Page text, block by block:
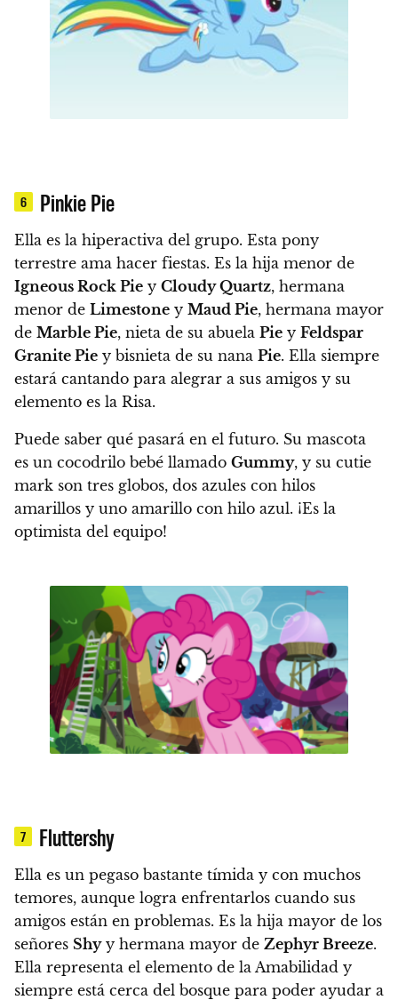
6 Pinkie Pie
Ella es la hiperactiva del grupo. Esta pony
terrestre ama hacer fiestas. Es la hija menor de
Igneous Rock Pie y Cloudy Quartz, hermana
menor de Limestone y Maud Pie, hermana mayor
de Marble Pie, nieta de su abuela Pie y Feldspar
Granite Pie y bisnieta de su nana Pie. Ella siempre
estará cantando para alegrar a sus amigos y su
elemento es la Risa.
Puede saber qué pasará en el futuro. Su mascota
es un cocodrilo bebé llamado Gummy, y su cutie
mark son tres globos, dos azules con hilos
amarillos y uno amarillo con hilo azul. ¡Es la
optimista del equipo!
7 Fluttershy
Ella es un pegaso bastante tímida y con muchos
temores, aunque logra enfrentarlos cuando sus
amigos están en problemas. Es la hija mayor de los
señores Shyy hermana mayor de Zephyr Breeze.
Ella representa el elemento de la Amabilidad y
siempre está cerca del bosque para poder ayudar a